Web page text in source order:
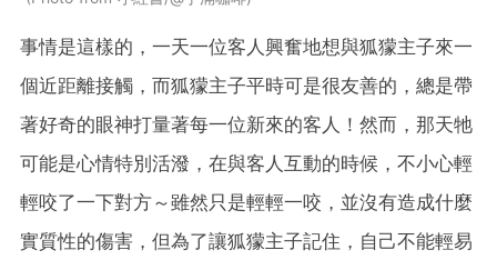
事情是這樣的，一天一位客人興奮地想與狐獴主子來一
個近距離接觸，而狐獴主子平時可是很友善的，總是帶
著好奇的眼神打量著每一位新來的客人！然而，那天牠
可能是心情特別活潑，在與客人互動的時候，不小心輕
輕咬了一下對方～雖然只是輕輕一咬，並沒有造成什麼
實質性的傷害，但為了讓狐獴主子記住，自己不能輕易